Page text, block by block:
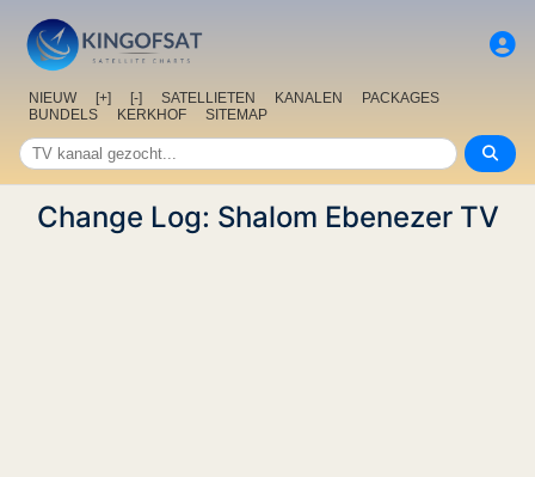
NIEUW [+] [-] SATELLIETEN KANALEN
PACKAGES
BUNDELS
KERKHOF SITEMAP
Change Log: Shalom Ebenezer TV